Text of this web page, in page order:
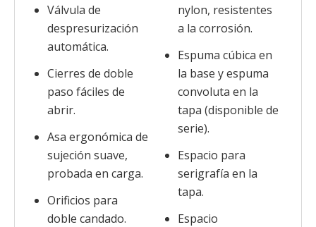
Válvula de
despresurización
automática.
Cierres de doble
paso fáciles de
abrir.
Asa ergonómica de
sujeción suave,
probada en carga.
Orificios para
doble candado.
nylon, resistentes
a la corrosión.
Espuma cúbica en
la base y espuma
convoluta en la
tapa (disponible de
serie).
Espacio para
serigrafía en la
tapa.
Espacio